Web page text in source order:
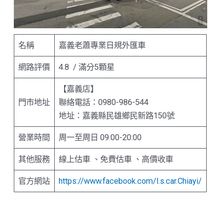
名稱 嘉義老蕭專業日規外匯車
網路評價 4.8 / 滿分5顆星
門市地址
【嘉義店】
聯絡電話：0980-986-544
地址：嘉義縣民雄鄉民新路150號
營業時間 周一至周日 09:00-20:00
其他服務 線上估車 、免費估車 、高價收車
官方網站 https://www.facebook.com/l.s.car.Chiayi/